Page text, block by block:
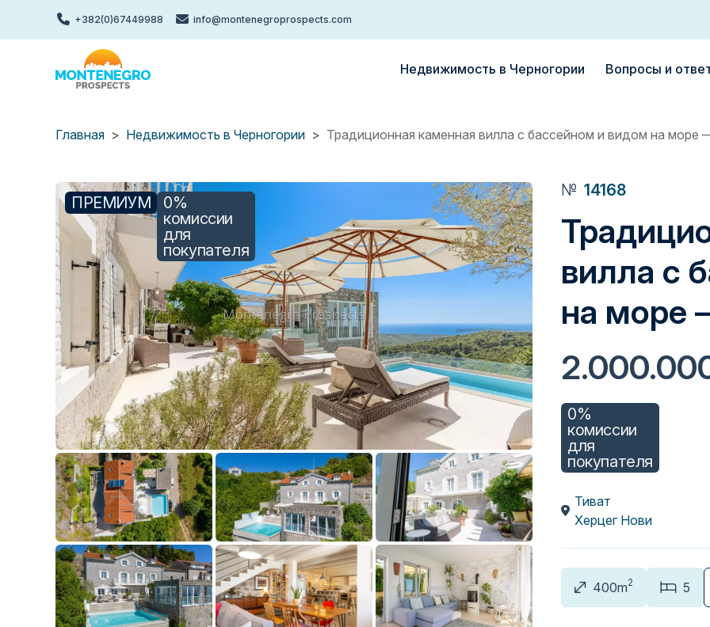
содержанию
+382(0)67449988 info@montenegroprospects.com
Недвижимость в Черногории Вопросы и
Главная Недвижимость в Черногории Традиционная каменная вилла с бассейном и видом на
ПРЕМИУМ
0%
комиссии
для
покупателя
№ 14168
вилла с
на море
0%
комиссии
для
покупателя
Тиват
Херцег Нови
400m2 5